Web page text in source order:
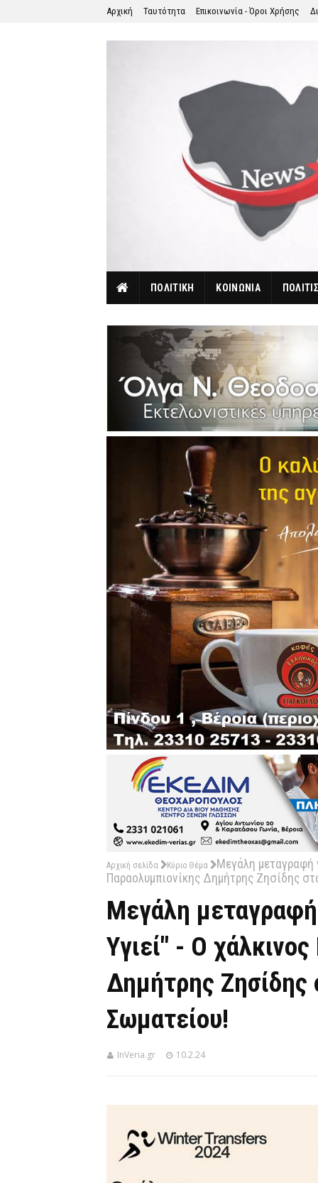
Αρχική Ταυτότητα Επικοινωνία - Όροι Χρήσης
ΠΟΛΙΤΙΚΗ ΚΟΙΝΩΝΙΑ
Αρχική σελίδα Κύριο Θέμα
Μεγάλη μεταγραφή
Παραολυμπιονίκης Δημήτρης Ζησίδης
Μεγάλη
Υγιεί" - O
Δημήτρης Ζησίδης
Σωματείου!
InVeria.gr 10.2.24